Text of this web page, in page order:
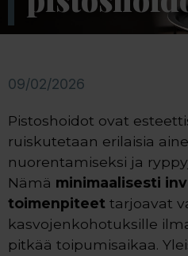
09/02/2026
Pistoshoidot ovat
ruiskutetaan erilaisia
nuorentamiseksi ja
Nämä minimaalisesti
toimenpiteet tarjoavat
kasvojenkohotuksille
pitkää toipumisaikaa.